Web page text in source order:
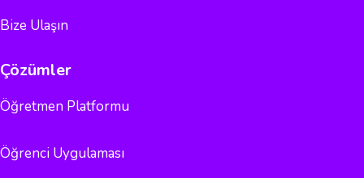
Bize Ulaşın
Çözümler
Öğretmen Platformu
Öğrenci Uygulaması